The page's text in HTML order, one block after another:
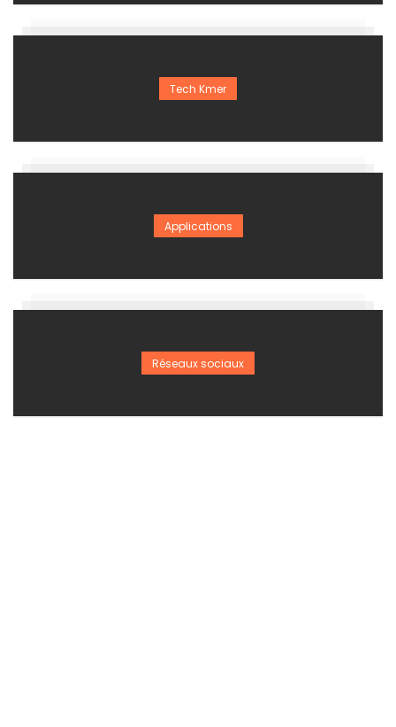
Tech Kmer
Applications
Réseaux sociaux